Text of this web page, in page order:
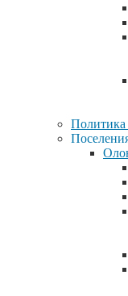
Политика